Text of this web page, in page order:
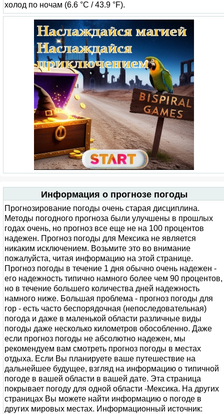
холод по ночам (6.6 °C / 43.9 °F).
Информация о прогнозе погоды
Прогнозирование погоды очень старая дисциплина.
Методы погодного прогноза были улучшены в прошлых
годах очень, но прогноз все еще не на 100 процентов
надежен. Прогноз погоды для Мексика не является
никаким исключением. Возьмите это во внимание
пожалуйста, читая информацию на этой странице.
Прогноз погоды в течение 1 дня обычно очень надежен -
его надежность типично намного более чем 90 процентов,
но в течение большего количества дней надежность
намного ниже. Большая проблема - прогноз погоды для
гор - есть часто беспорядочная (непоследовательная)
погода и даже в маленькой области различные виды
погоды даже несколько километров обособленно. Даже
если прогноз погоды не абсолютно надежен, мы
рекомендуем вам смотреть прогноз погоды в местах
отдыха. Если Вы планируете ваше путешествие на
дальнейшее будущее, взгляд на информацию о типичной
погоде в вашей области в вашей дате. Эта страница
покрывает погоду для одной области -Мексика. На других
страницах Вы можете найти информацию о погоде в
других мировых местах. Информационный источник: